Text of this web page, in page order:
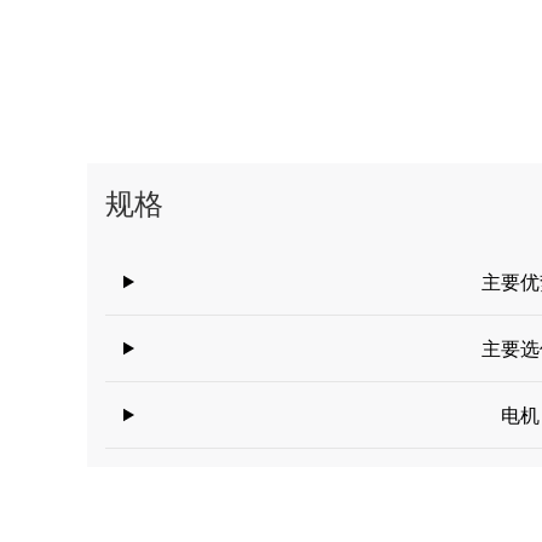
规格
主要
主要
电机